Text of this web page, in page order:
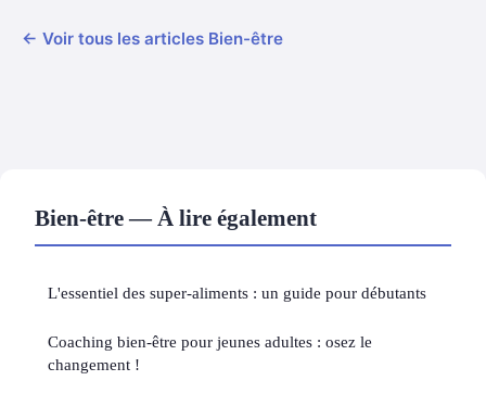
← Voir tous les articles Bien-être
Bien-être — À lire également
L'essentiel des super-aliments : un guide pour débutants
Coaching bien-être pour jeunes adultes : osez le
changement !